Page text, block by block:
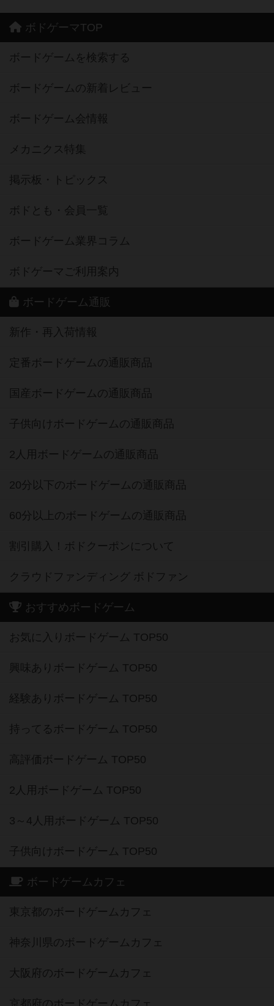
ボドゲーマTOP
ボードゲームを検索する
ボードゲームの新着レビュー
ボードゲーム会情報
メカニクス特集
掲示板・トピックス
ボドとも・会員一覧
ボードゲーム業界コラム
ボドゲーマご利用案内
ボードゲーム通販
新作・再入荷情報
定番ボードゲームの通販商品
国産ボードゲームの通販商品
子供向けボードゲームの通販商品
2人用ボードゲームの通販商品
20分以下のボードゲームの通販商品
60分以上のボードゲームの通販商品
割引購入！ボドクーポンについて
クラウドファンディング ボドファン
おすすめボードゲーム
お気に入りボードゲーム TOP50
興味ありボードゲーム TOP50
経験ありボードゲーム TOP50
持ってるボードゲーム TOP50
高評価ボードゲーム TOP50
2人用ボードゲーム TOP50
3～4人用ボードゲーム TOP50
子供向けボードゲーム TOP50
ボードゲームカフェ
東京都のボードゲームカフェ
神奈川県のボードゲームカフェ
大阪府のボードゲームカフェ
京都府のボードゲームカフェ